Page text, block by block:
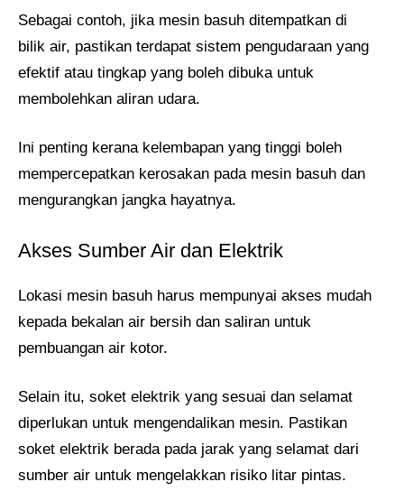
Sebagai contoh, jika mesin basuh ditempatkan di
bilik air, pastikan terdapat sistem pengudaraan yang
efektif atau tingkap yang boleh dibuka untuk
membolehkan aliran udara.
Ini penting kerana kelembapan yang tinggi boleh
mempercepatkan kerosakan pada mesin basuh dan
mengurangkan jangka hayatnya.
Akses Sumber Air dan Elektrik
Lokasi mesin basuh harus mempunyai akses mudah
kepada bekalan air bersih dan saliran untuk
pembuangan air kotor.
Selain itu, soket elektrik yang sesuai dan selamat
diperlukan untuk mengendalikan mesin. Pastikan
soket elektrik berada pada jarak yang selamat dari
sumber air untuk mengelakkan risiko litar pintas.